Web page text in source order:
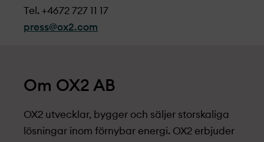
Tel. +4672 727 11 17
press@ox2.com
Om OX2 AB
OX2 utvecklar, bygger och säljer storskaliga
lösningar inom förnybar energi. OX2 erbjuder